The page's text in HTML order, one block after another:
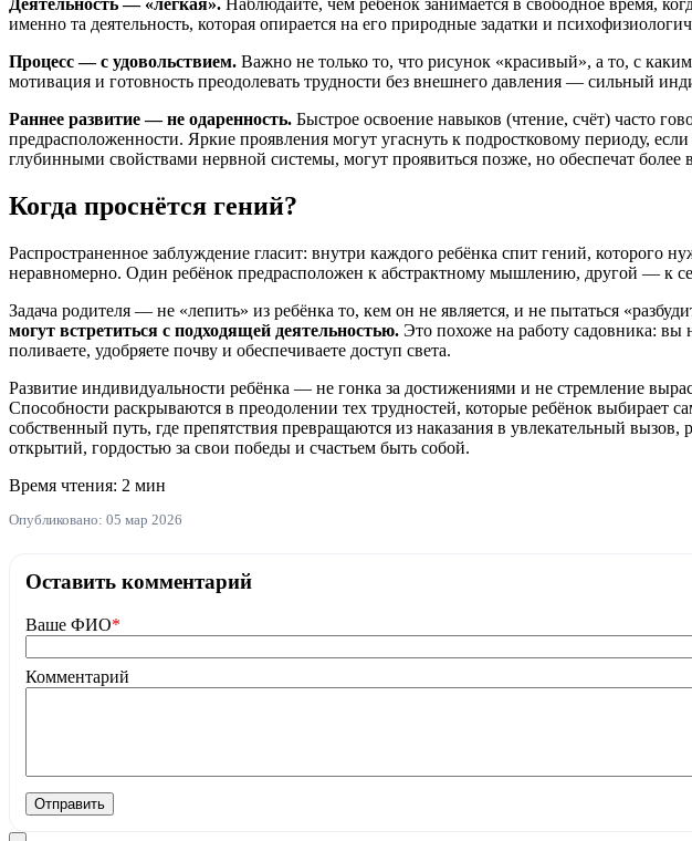
Деятельность — «лёгкая». Наблюдайте, чем ребёнок занимается в свободное время,
именно та деятельность, которая опирается на его природные задатки и
Процесс — с удовольствием. Важно не только то, что рисунок «красивый», а то, с
мотивация и готовность преодолевать трудности без внешнего давления — сильный
Раннее развитие — не одаренность. Быстрое освоение навыков (чтение, счёт) часто
предрасположенности. Яркие проявления могут угаснуть к подростковому периоду,
глубинными свойствами нервной системы, могут проявиться позже, но обеспечат более
Когда проснётся гений?
Распространенное заблуждение гласит: внутри каждого ребёнка спит гений, которого
неравномерно. Один ребёнок предрасположен к абстрактному мышлению, другой — к
Задача родителя — не «лепить» из ребёнка то, кем он не является, и не пытаться
могут встретиться с подходящей деятельностью. Это похоже на работу садовника: вы
поливаете, удобряете почву и обеспечиваете доступ света.
Развитие индивидуальности ребёнка — не гонка за достижениями и не стремление
Способности раскрываются в преодолении тех трудностей, которые ребёнок выбирает
собственный путь, где препятствия превращаются из наказания в увлекательный
открытий, гордостью за свои победы и счастьем быть собой.
Время чтения: 2 мин
Опубликовано: 05 мар 2026
Оставить комментарий
Ваше ФИО*
Комментарий
Отправить